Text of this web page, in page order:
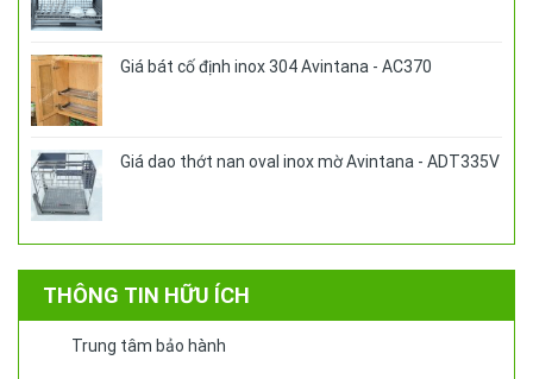
Giá bát cố định inox 304 Avintana - AC370
Giá dao thớt nan oval inox mờ Avintana - ADT335V
THÔNG TIN HỮU ÍCH
Trung tâm bảo hành